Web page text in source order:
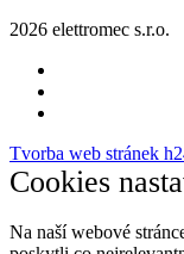
2026 elettromec s.r.o.
Tvorba web stránek
Cookies
Na naší webové